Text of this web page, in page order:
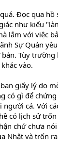
Đọc qua hồ
như kiểu
lắm với việc
Sự Quán
Tùy trường
vào.
giấy lý do
có gì để
người cả. Với
có lịch sử
chứ chưa
Nhật và trốn